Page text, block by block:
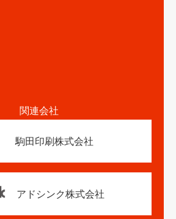
関連会社
駒田印刷株式会社
アドシンク株式会社